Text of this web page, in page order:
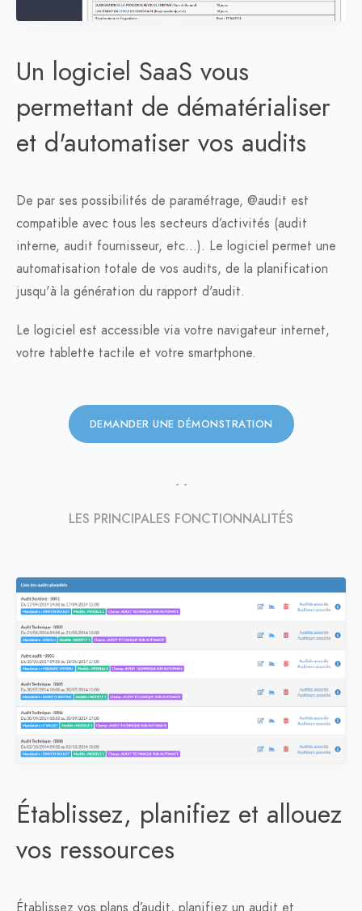
Un logiciel SaaS vous
permettant de dématérialiser
et d'automatiser vos audits
De par ses possibilités de paramétrage, @audit est
compatible avec tous les secteurs d’activités (audit
interne, audit fournisseur, etc…). Le logiciel permet une
automatisation totale de vos audits, de la planification
jusqu'à la génération du rapport d'audit.
Le logiciel est accessible via votre navigateur internet,
votre tablette tactile et votre smartphone.
DEMANDER UNE DÉMONSTRATION
- -
LES PRINCIPALES FONCTIONNALITÉS
Établissez, planifiez et allouez
vos ressources